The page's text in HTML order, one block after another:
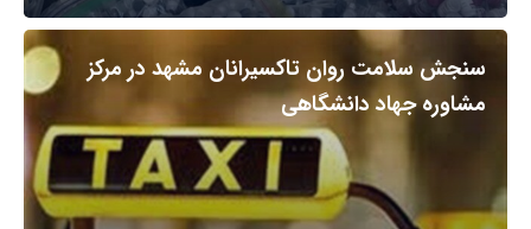
سنجش سلامت روان تاکسیرانان مشهد در مرکز
مشاوره جهاد دانشگاهی